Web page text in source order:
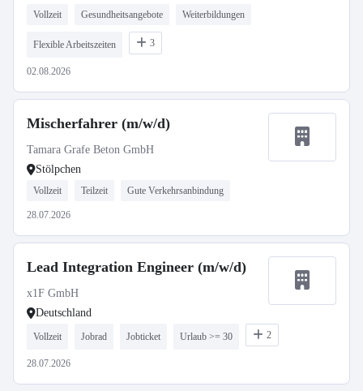
Vollzeit Gesundheitsangebote Weiterbildungen
Flexible Arbeitszeiten 3
02.08.2026
Mischerfahrer (m/w/d)
Tamara Grafe Beton GmbH
Stölpchen
Vollzeit Teilzeit Gute Verkehrsanbindung
28.07.2026
Lead Integration Engineer (m/w/d)
x1F GmbH
Deutschland
Vollzeit Jobrad Jobticket Urlaub >= 30 2
28.07.2026